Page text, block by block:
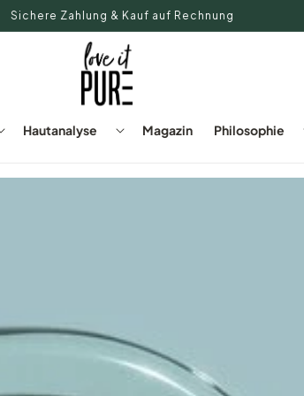
Sichere Zahlung & Kauf auf Rechnung
Hautanalyse Magazin Philosophie